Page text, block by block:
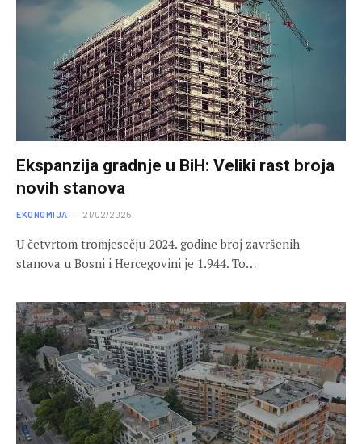
Ekspanzija gradnje u BiH: Veliki rast broja
novih stanova
EKONOMIJA 21/02/2025
U četvrtom tromjesečju 2024. godine broj završenih
stanova u Bosni i Hercegovini je 1.944. To…